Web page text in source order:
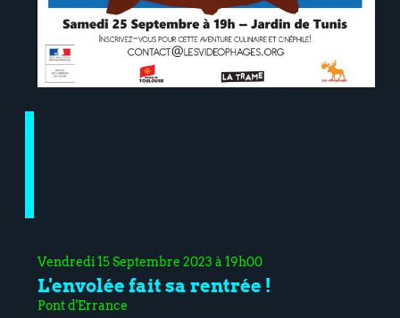
Vendredi 15 Septembre 2023 à 19h00
L'envolée fait sa rentrée !
Pont d'Errance